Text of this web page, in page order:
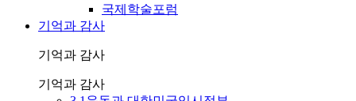
국제학술포럼
기억과 감사
기억과 감사
기억과 감사